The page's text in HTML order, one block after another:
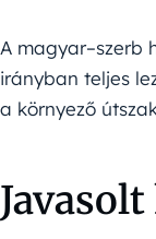
A magyar–szerb
irányban teljes
a környező